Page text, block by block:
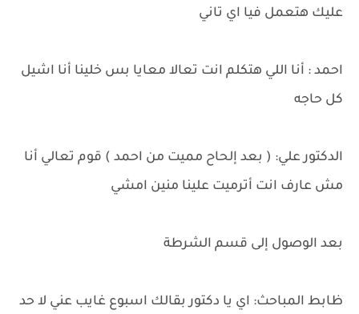
عليك هتعمل فيا اي تاني
احمد : أنا اللي هتكلم انت تعالا معايا بس خلينا أنا اشيل
كل حاجه
الدكتور علي: ( بعد إلحاح مميت من احمد ) قوم تعالي أنا
مش عارف انت أترميت علينا منين امشي
بعد الوصول إلى قسم الشرطة
ظابط المباحث: اي يا دكتور بقالك اسبوع غايب عني لا حد